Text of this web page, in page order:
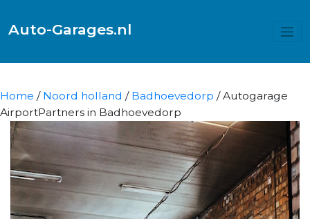
Auto-Garages.nl
Home / Noord holland / Badhoevedorp / Autogarage
AirportPartners in Badhoevedorp